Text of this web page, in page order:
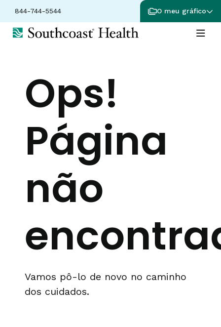
844-744-5544 O meu gráfico
Ops!
Página
não
Vamos pô-lo de novo no caminho
dos cuidados.